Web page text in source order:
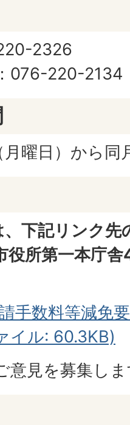
2326
076-220-2134
曜日）から同
下記リンク先
役所第一本庁
手数料等減免
イル: 60.3KB)
意見を募集し